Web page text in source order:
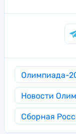
Олимпиада-
Новости
Сборная